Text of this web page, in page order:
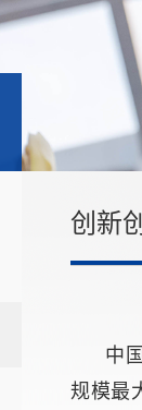
创新
中
规模最